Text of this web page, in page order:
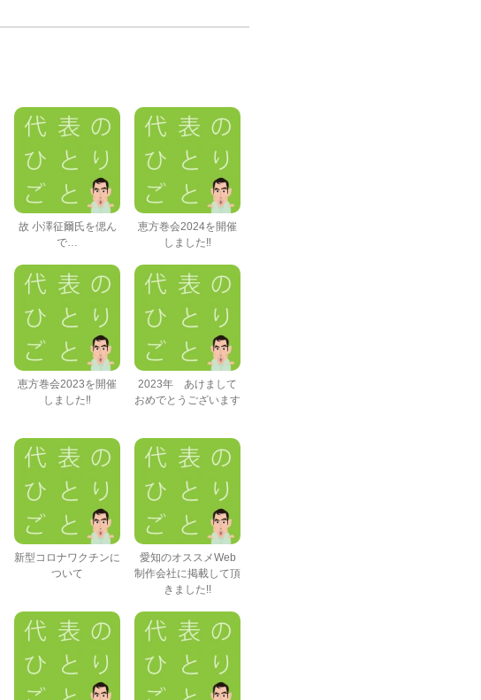
故 小澤征爾氏を偲ん
で…
恵方巻会2024を開催
しました‼
恵方巻会2023を開催
しました‼
2023年 あけまして
おめでとうございます
新型コロナワクチンに
ついて
愛知のオススメWeb
制作会社に掲載して頂
きました!!